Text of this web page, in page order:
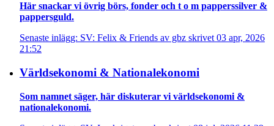
Här snackar vi övrig börs, fonder och t o m papperssilver &
pappersguld.
Senaste inlägg: SV: Felix & Friends av gbz skrivet 03 apr, 2026
21:52
Världsekonomi & Nationalekonomi
Som namnet säger, här diskuterar vi världsekonomi &
nationalekonomi.